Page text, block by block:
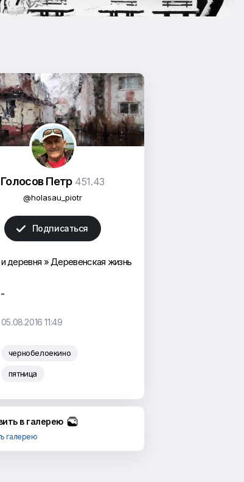
Голосов Петр 451.43
@holasau_piotr
 Подписаться
деревня »Деревенская жизнь
-
05.08.2016 11:49
чернобелоекино
пятница
в галерею
галерею